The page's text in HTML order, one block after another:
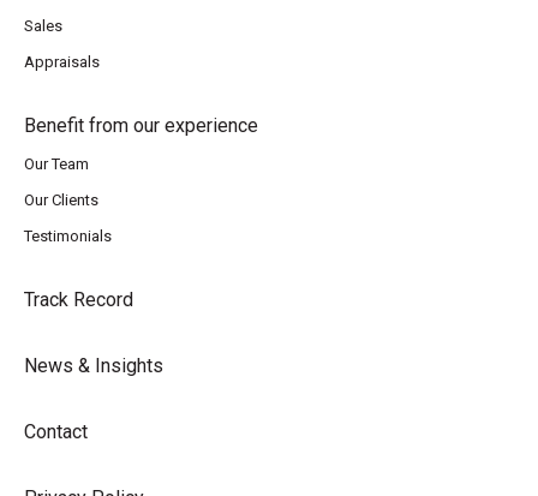
Sales
Appraisals
Benefit from our experience
Our Team
Our Clients
Testimonials
Track Record
News & Insights
Contact